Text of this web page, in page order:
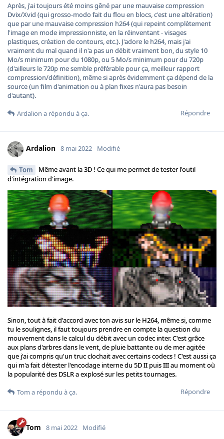
Après, j'ai toujours été moins gêné par une mauvaise compression
Dvix/Xvid (qui grosso-modo fait du flou en blocs, c'est une altération)
que par une mauvaise compression h264 (qui repeint complètement
l'image en mode impressionniste, en la réinventant - visages
plastiques, création de contours, etc.). J'adore le h264, mais j'ai
vraiment du mal quand il n'a pas un débit vraiment bon, du style 10
Mo/s minimum pour du 1080p, ou 5 Mo/s minimum pour du 720p
(d'ailleurs le 720p me semble préférable pour ça, meilleur rapport
compression/définition), même si après évidemment ça dépend de la
source (un film d'animation ou à plan fixes n'aura pas besoin
d'autant).
Répondre
Ardalion a répondu à ça.
Ardalion 8 mai 2022 Modifié
Tom
Même avant la 3D ! Ce qui me permet de tester l'outil
d'intégration d'image.
Sinon, tout à fait d'accord avec ton avis sur le H264, même si, comme
tu le soulignes, il faut toujours prendre en compte la question du
mouvement dans le calcul du débit avec un codec inter. C'est grâce
aux plans d'arbres dans le vent, de pluie battante ou de mer agitée
que j'ai compris qu'un truc clochait avec certains codecs ! C'est aussi ça
qui m'a fait détester l'encodage interne du 5D II puis III au moment où
la popularité des DSLR a explosé sur les petits tournages.
Répondre
Tom a répondu à ça.
Tom 8 mai 2022 Modifié